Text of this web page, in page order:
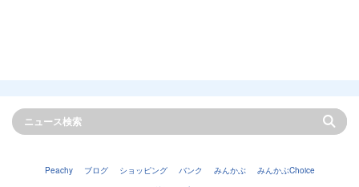
Peachy ブログ ショッピング バンク みんかぶ
みんかぶChoice